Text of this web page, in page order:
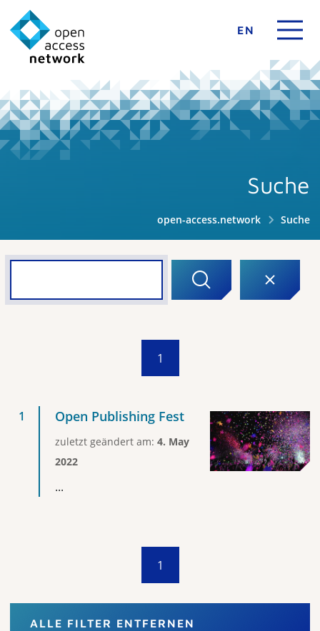
EN
Suche
open-access.network Suche
1
Open Publishing Fest
zuletzt geändert am: 4. May
2022
...
1
ALLE FILTER ENTFERNEN